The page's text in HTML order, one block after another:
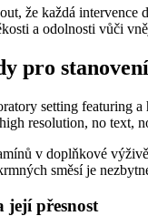
že každá
a odolnosti vůči
pro
v doplňkové
směsí je
její přesnost